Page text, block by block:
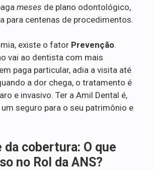
meses de plano odontológico,
para centenas de procedimentos.
existe o fator Prevenção.
vai ao dentista com mais
paga particular, adia a visita até
a dor chega, o tratamento é
e invasivo. Ter a Amil Dental é,
seguro para o seu patrimônio e
da cobertura: O que
no Rol da ANS?